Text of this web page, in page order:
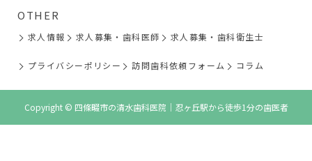
OTHER
求人情報 求人募集・歯科医師 求人募集・歯科衛生士
プライバシーポリシー 訪問歯科依頼フォーム コラム
Copyright © 四條畷市の清水歯科医院｜忍ヶ丘駅から徒歩1分の歯医者